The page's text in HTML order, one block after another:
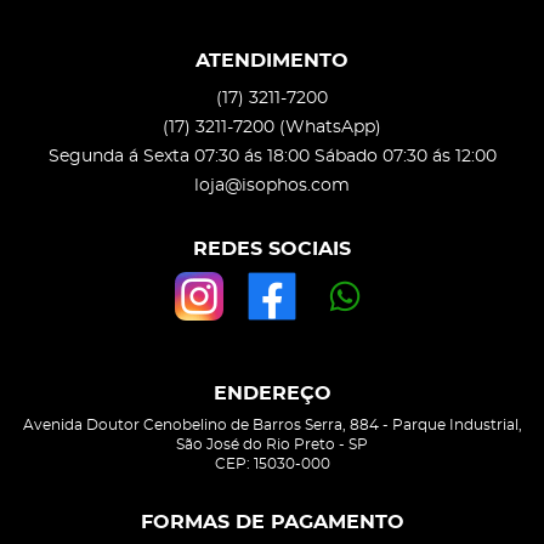
ATENDIMENTO
(17) 3211-7200
(17) 3211-7200 (WhatsApp)
Segunda á Sexta 07:30 ás 18:00 Sábado 07:30 ás 12:00
loja@isophos.com
REDES SOCIAIS
ENDEREÇO
Avenida Doutor Cenobelino de Barros Serra, 884- Parque Industrial,
São José do Rio Preto - SP
CEP: 15030-000
FORMAS DE PAGAMENTO